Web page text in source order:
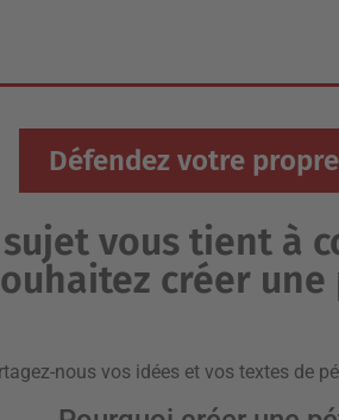
Défendez votre
sujet vous tient à
créer
nous vos idées et vos textes de